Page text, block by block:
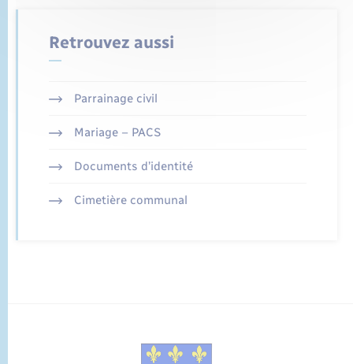
Retrouvez aussi
Parrainage civil
Mariage – PACS
Documents d’identité
Cimetière communal